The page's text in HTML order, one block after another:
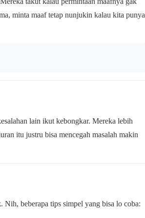
minta maaf tetap nunjukin kalau kita punya
lain ikut kebongkar. Mereka lebih
itu justru bisa mencegah masalah makin
Nih, beberapa tips simpel yang bisa lo coba: